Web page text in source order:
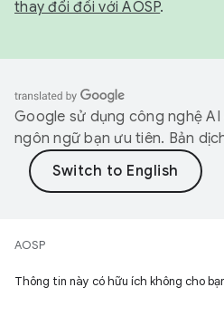
thay đổi đối với AOSP.
Google sử dụng công nghệ
ngôn ngữ bạn ưu tiên. Bản
AOSP
Thông tin này có hữu ích không cho